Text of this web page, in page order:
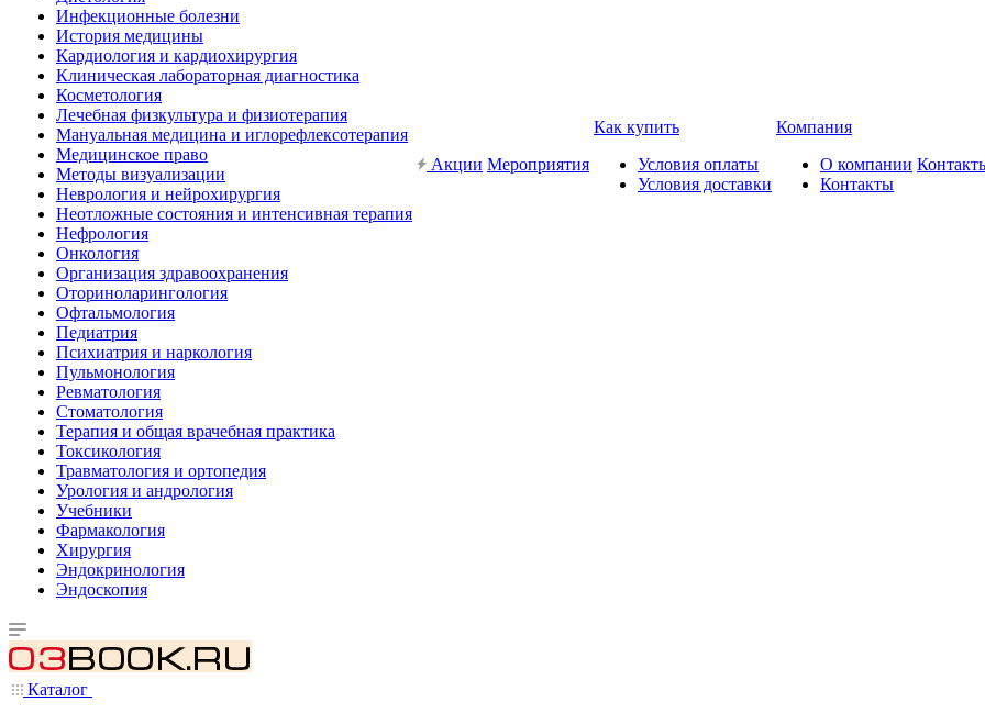
Инфекционные болезни
История медицины
Кардиология и кардиохирургия
Клиническая лабораторная диагностика
Косметология
Лечебная физкультура и физиотерапия
Мануальная медицина и иглорефлексотерапия
Медицинское право
Методы визуализации
Неврология и нейрохирургия
Неотложные состояния и интенсивная терапия
Нефрология
Онкология
Организация здравоохранения
Оториноларингология
Офтальмология
Педиатрия
Психиатрия и наркология
Пульмонология
Ревматология
Стоматология
Терапия и общая врачебная практика
Токсикология
Травматология и ортопедия
Урология и андрология
Учебники
Фармакология
Хирургия
Эндокринология
Эндоскопия
Акции Мероприятия
Как купить
Условия оплаты
Условия доставки
Компания
О компании
Контакты
Каталог